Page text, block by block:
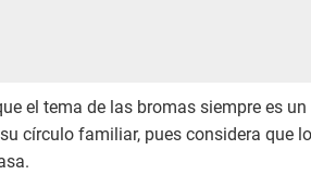
el tema de las bromas siempre es
círculo familiar, pues considera que